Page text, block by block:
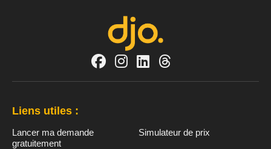
Liens utiles :
Lancer ma demande
gratuitement
Simulateur de prix